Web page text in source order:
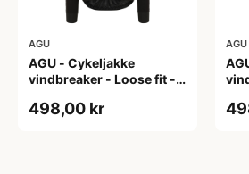
AGU
AGU - Cykeljakke
vindbreaker - Loose fit -
498,00 kr
AGU